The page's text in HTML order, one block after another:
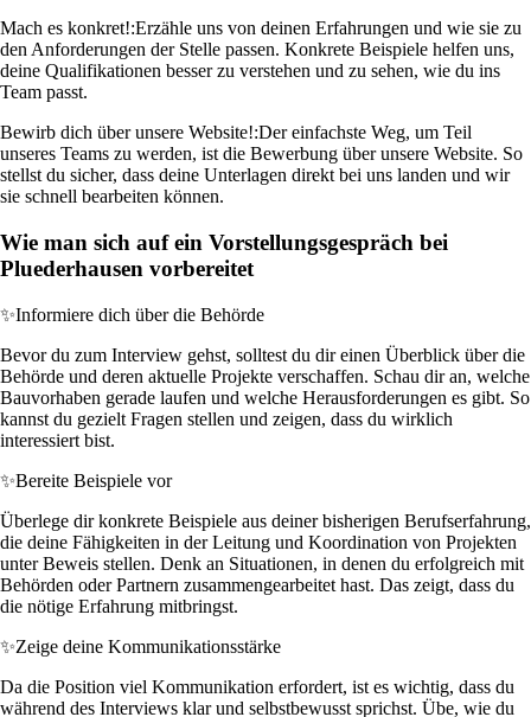
Mach es konkret!:Erzähle uns von deinen Erfahrungen und wie sie zu
den Anforderungen der Stelle passen. Konkrete Beispiele helfen uns,
deine Qualifikationen besser zu verstehen und zu sehen, wie du ins
Team passt.
Bewirb dich über unsere Website!:Der einfachste Weg, um Teil
unseres Teams zu werden, ist die Bewerbung über unsere Website. So
stellst du sicher, dass deine Unterlagen direkt bei uns landen und wir
sie schnell bearbeiten können.
Wie man sich auf ein Vorstellungsgespräch bei
Pluederhausen vorbereitet
✨Informiere dich über die Behörde
Bevor du zum Interview gehst, solltest du dir einen Überblick über die
Behörde und deren aktuelle Projekte verschaffen. Schau dir an, welche
Bauvorhaben gerade laufen und welche Herausforderungen es gibt. So
kannst du gezielt Fragen stellen und zeigen, dass du wirklich
interessiert bist.
✨Bereite Beispiele vor
Überlege dir konkrete Beispiele aus deiner bisherigen Berufserfahrung,
die deine Fähigkeiten in der Leitung und Koordination von Projekten
unter Beweis stellen. Denk an Situationen, in denen du erfolgreich mit
Behörden oder Partnern zusammengearbeitet hast. Das zeigt, dass du
die nötige Erfahrung mitbringst.
✨Zeige deine Kommunikationsstärke
Da die Position viel Kommunikation erfordert, ist es wichtig, dass du
während des Interviews klar und selbstbewusst sprichst. Übe, wie du